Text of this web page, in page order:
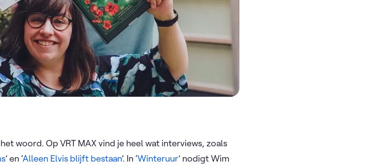
woord. Op VRT MAX vind je heel wat interviews, zoals
’ en ‘Alleen Elvis blijft bestaan’. In ‘Winteruur’ nodigt Wim